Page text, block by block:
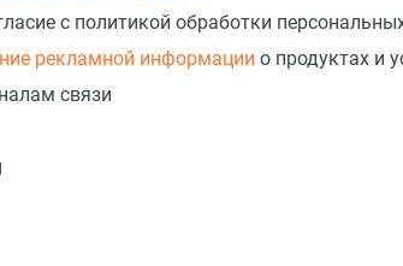
с политикой обработки
рекламной информации о продуктах и
связи